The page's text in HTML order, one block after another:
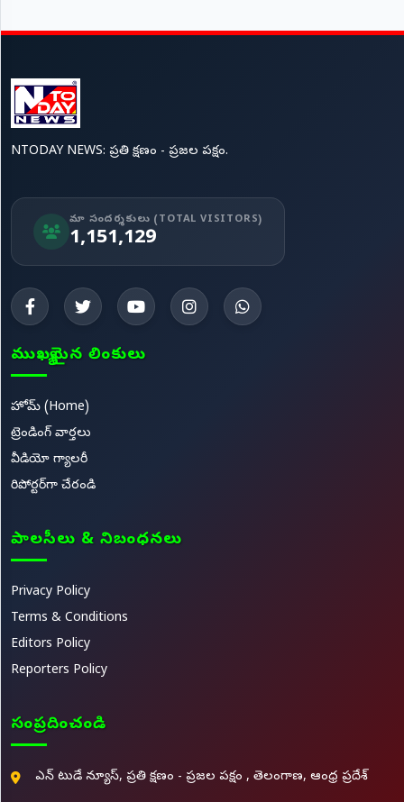
NTODAY NEWS: ప్రతి క్షణం - ప్రజల పక్షం.
మా సందర్శకులు (TOTAL VISITORS)
1,151,129
ముఖ్యమైన లింకులు
హోమ్ (Home)
ట్రెండింగ్ వార్తలు
వీడియో గ్యాలరీ
రిపోర్టర్‌గా చేరండి
పాలసీలు & నిబంధనలు
Privacy Policy
Terms & Conditions
Editors Policy
Reporters Policy
సంప్రదించండి
ఎన్ టుడే న్యూస్, ప్రతి క్షణం - ప్రజల పక్షం , తెలంగాణ, ఆంధ్ర ప్రదేశ్